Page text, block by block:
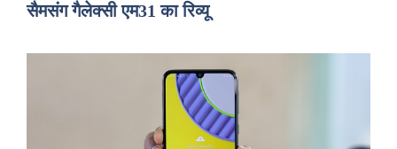
सैमसंग गैलेक्सी एम31 का रिव्यू